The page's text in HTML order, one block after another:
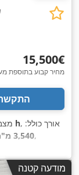
‏15,500 ‏€
מחיר קבוע בתוספת
2,500 h , אורך כולל:
3,540 מ"מ,
מודעה קטנה